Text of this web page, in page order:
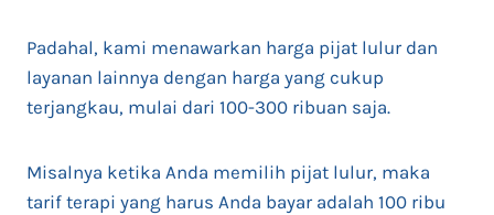
Padahal, kami menawarkan harga pijat lulur dan
layanan lainnya dengan harga yang cukup
terjangkau, mulai dari 100-300 ribuan saja.
Misalnya ketika Anda memilih pijat lulur, maka
tarif terapi yang harus Anda bayar adalah 100 ribu